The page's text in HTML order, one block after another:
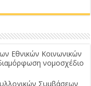
Εθνικών Κοινωνικών
νομοσχέδιο
Συμβάσεων